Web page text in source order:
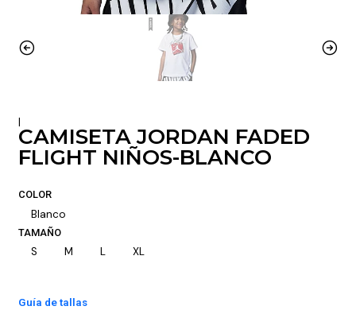
|
CAMISETA JORDAN FADED
FLIGHT NIÑOS-BLANCO
COLOR
Blanco
TAMAÑO
S M L XL
Guía de tallas